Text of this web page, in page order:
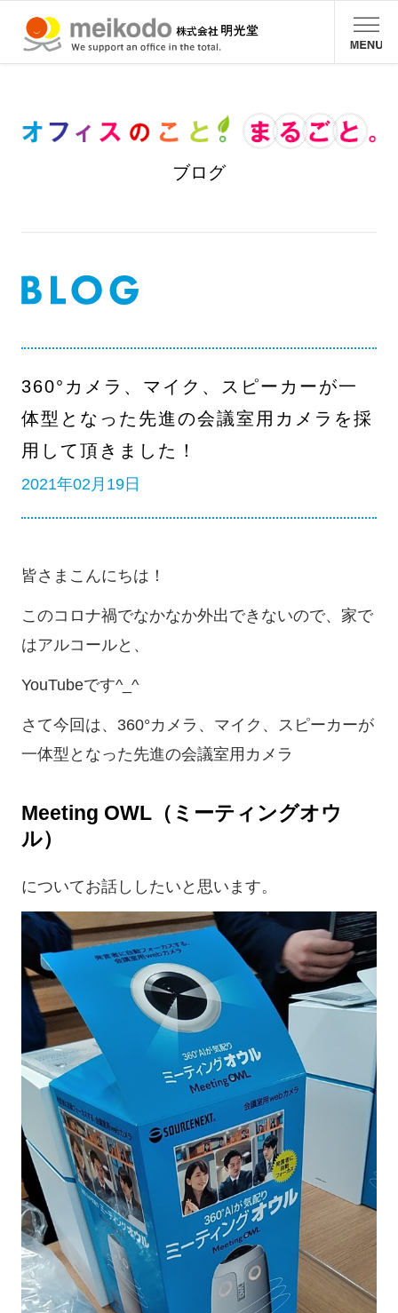
ブログ
360°カメラ、マイク、スピーカーが一
体型となった先進の会議室用カメラを採
用して頂きました！
2021年02月19日
皆さまこんにちは！
このコロナ禍でなかなか外出できないので、家で
はアルコールと、
YouTubeです^_^
さて今回は、360°カメラ、マイク、スピーカーが
一体型となった先進の会議室用カメラ
Meeting OWL（ミーティングオウ
ル）
についてお話ししたいと思います。